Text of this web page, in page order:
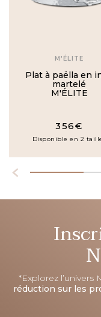
M'ÉLITE
Plat à paëlla en
martelé
M'ÉLITE
356€
Disponible en 2
*Explorez l’univers
réduction sur les